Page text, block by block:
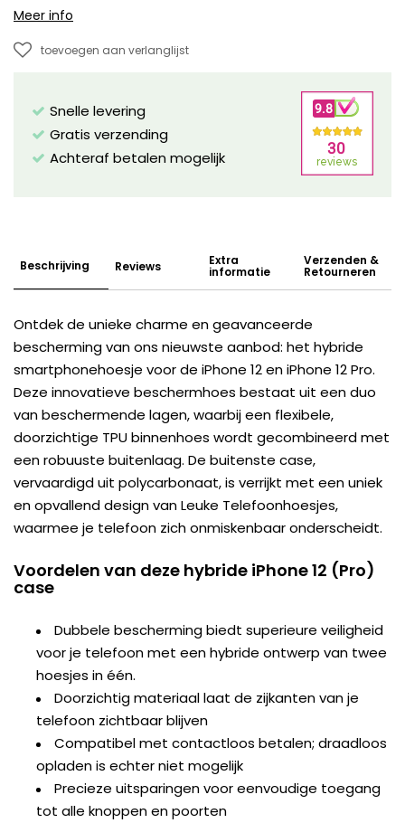
Meer info
toevoegen aan verlanglijst
Snelle levering
Gratis verzending
Achteraf betalen mogelijk
Beschrijving Reviews Extra
informatie
Verzenden &
Retourneren
Ontdek de unieke charme en geavanceerde
bescherming van ons nieuwste aanbod: het hybride
smartphonehoesje voor de iPhone 12 en iPhone 12 Pro.
Deze innovatieve beschermhoes bestaat uit een duo
van beschermende lagen, waarbij een flexibele,
doorzichtige TPU binnenhoes wordt gecombineerd met
een robuuste buitenlaag. De buitenste case,
vervaardigd uit polycarbonaat, is verrijkt met een uniek
en opvallend design van Leuke Telefoonhoesjes,
waarmee je telefoon zich onmiskenbaar onderscheidt.
Voordelen van deze hybride iPhone 12 (Pro)
case
Dubbele bescherming biedt superieure veiligheid
voor je telefoon met een hybride ontwerp van twee
hoesjes in één.
Doorzichtig materiaal laat de zijkanten van je
telefoon zichtbaar blijven
Compatibel met contactloos betalen; draadloos
opladen is echter niet mogelijk
Precieze uitsparingen voor eenvoudige toegang
tot alle knoppen en poorten